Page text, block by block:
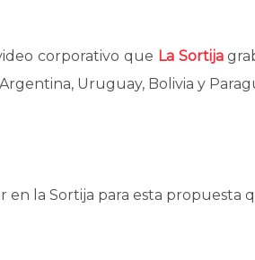
corporativo que La Sortija
Uruguay, Bolivia y
en la Sortija para esta propuesta